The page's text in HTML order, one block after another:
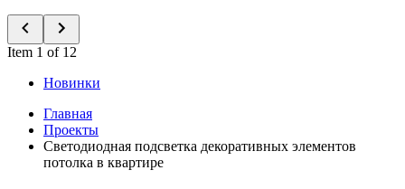
Item 1 of 12
Новинки
Главная
Проекты
Светодиодная подсветка декоративных элементов
потолка в квартире